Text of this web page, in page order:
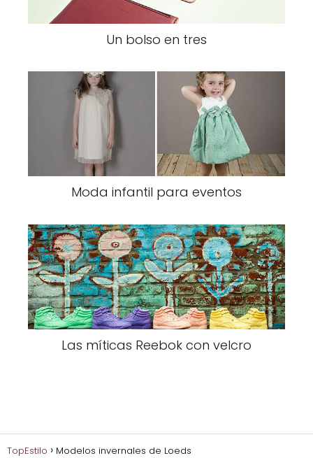
Un bolso en tres
Moda infantil para eventos
Las míticas Reebok con velcro
TopEstilo Modelos invernales de Loeds